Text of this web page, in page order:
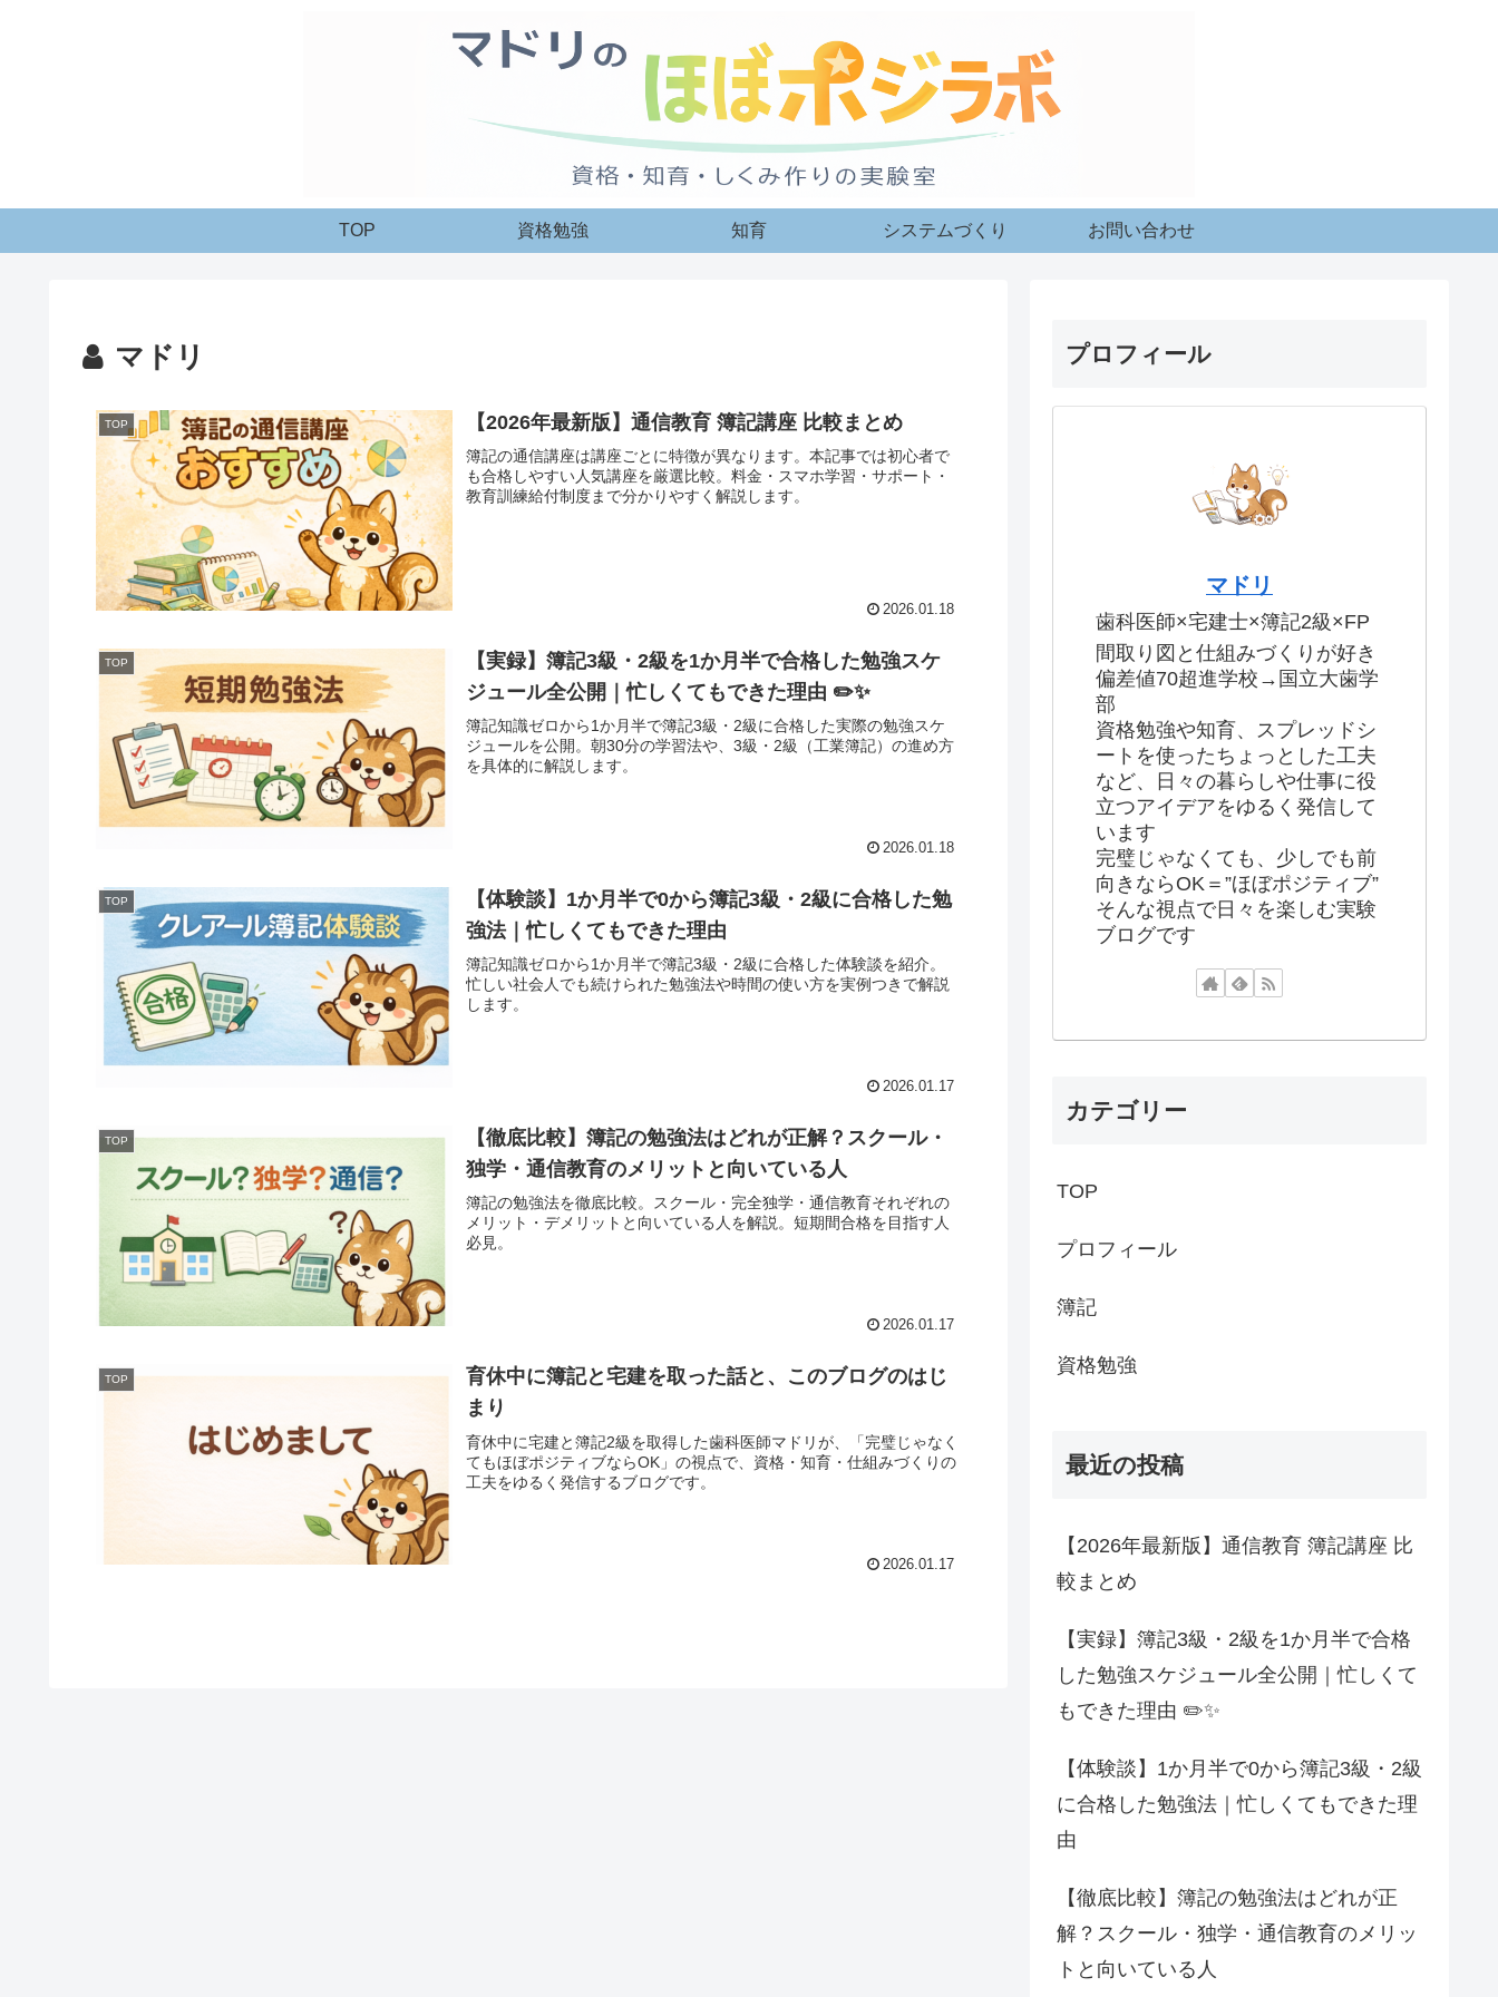
TOP 資格勉強 知育 システムづくり お問い合わせ
マドリ
TOP 【2026年最新版】通信教育 簿記講座 比較まとめ
簿記の通信講座は講座ごとに特徴が異なります。本記事では初心者で
も合格しやすい人気講座を厳選比較。料金・スマホ学習・サポート・
教育訓練給付制度まで分かりやすく解説します。
2026.01.18
TOP
【実録】簿記3級・2級を1か月半で合格した勉強スケ
ジュール全公開｜忙しくてもできた理由 ✏️✨
簿記知識ゼロから1か月半で簿記3級・2級に合格した実際の勉強スケ
ジュールを公開。朝30分の学習法や、3級・2級（工業簿記）の進め方
を具体的に解説します。
2026.01.18
TOP
【体験談】1か月半で0から簿記3級・2級に合格した勉
強法｜忙しくてもできた理由
簿記知識ゼロから1か月半で簿記3級・2級に合格した体験談を紹介。
忙しい社会人でも続けられた勉強法や時間の使い方を実例つきで解説
します。
2026.01.17
TOP
【徹底比較】簿記の勉強法はどれが正解？スクール・
独学・通信教育のメリットと向いている人
簿記の勉強法を徹底比較。スクール・完全独学・通信教育それぞれの
メリット・デメリットと向いている人を解説。短期間合格を目指す人
必見。
2026.01.17
TOP
育休中に簿記と宅建を取った話と、このブログのはじ
まり
育休中に宅建と簿記2級を取得した歯科医師マドリが、「完璧じゃなく
てもほぼポジティブならOK」の視点で、資格・知育・仕組みづくりの
工夫をゆるく発信するブログです。
2026.01.17
プロフィール
マドリ
歯科医師×宅建士×簿記2級×FP
間取り図と仕組みづくりが好き
偏差値70超進学校→国立大歯学
部
資格勉強や知育、スプレッドシ
ートを使ったちょっとした工夫
など、日々の暮らしや仕事に役
立つアイデアをゆるく発信して
います
完璧じゃなくても、少しでも前
向きならOK＝”ほぼポジティブ”
そんな視点で日々を楽しむ実験
ブログです
カテゴリー
TOP
プロフィール
簿記
資格勉強
最近の投稿
【2026年最新版】通信教育 簿記講座 比
較まとめ
【実録】簿記3級・2級を1か月半で合格
した勉強スケジュール全公開｜忙しくて
もできた理由 ✏️✨
【体験談】1か月半で0から簿記3級・2級
に合格した勉強法｜忙しくてもできた理
由
【徹底比較】簿記の勉強法はどれが正
解？スクール・独学・通信教育のメリッ
トと向いている人